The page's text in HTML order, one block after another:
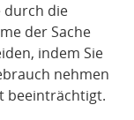
durch die
der Sache
indem Sie
nehmen
beeinträchtigt.